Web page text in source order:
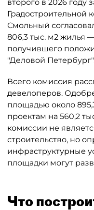
второго в 2026 году
Градостроительной
Смольный
806,3 тыс. м2 жилья
получившего
"Деловой
Всего комиссия
девелоперов.
площадью около
проектам на 560,2
комиссии не
строительство, но
инфраструктурные
площадки могут
Что